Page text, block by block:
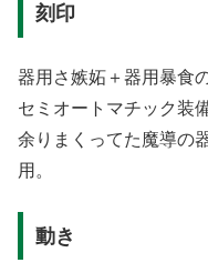
刻印
器用さ嫉妬＋器用暴食
セミオートマチック装
余りまくってた魔導の
用。
動き